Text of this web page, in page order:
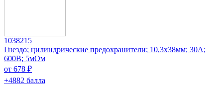
1038215
Гнездо; цилиндрические предохранители; 10,3x38мм; 30А;
600В; 5мОм
от 678 ₽
+4882 балла